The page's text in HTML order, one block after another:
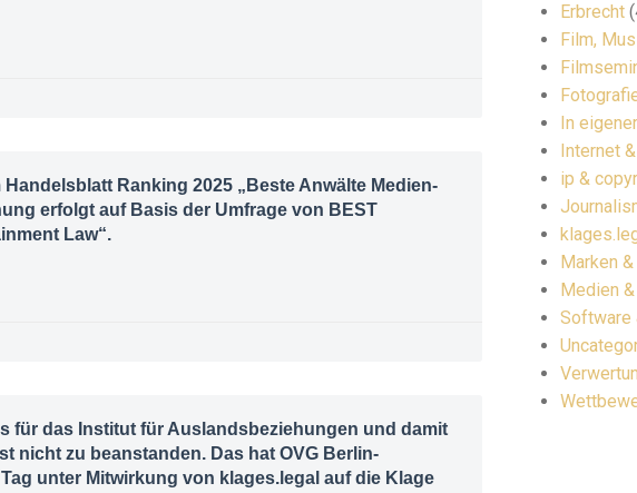
Ranking 2025 „Beste Anwälte Medien-
erfolgt auf Basis der Umfrage von BEST
Law“.
für das Institut für Auslandsbeziehungen und damit
nicht zu beanstanden. Das hat OVG Berlin-
unter Mitwirkung von klages.legal auf die Klage
Erbrecht
Film,
In
Internet
ip &
Marken
Medien
Software